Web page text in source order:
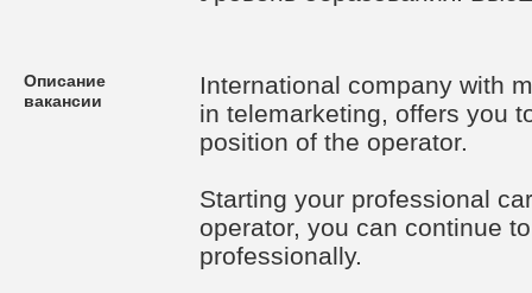
Описание
вакансии
International company with
in telemarketing, offers you
position of the operator.
Starting your professional
operator, you can continue
professionally.